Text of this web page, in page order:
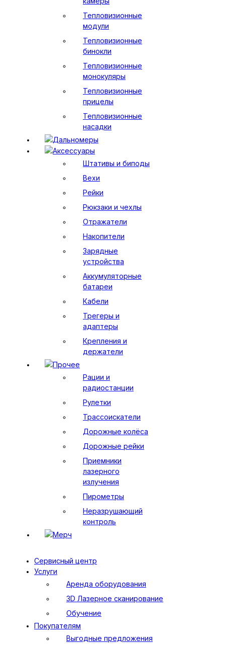
Тепловизионные
модули
Тепловизионные
бинокли
Тепловизионные
монокуляры
Тепловизионные
прицелы
Тепловизионные
насадки
Дальномеры
Аксессуары
Штативы и биподы
Вехи
Рейки
Рюкзаки и чехлы
Отражатели
Накопители
Зарядные
устройства
Аккумуляторные
батареи
Кабели
Трегеры и
адаптеры
Крепления и
держатели
Прочее
Рации и
радиостанции
Рулетки
Трассоискатели
Дорожные колёса
Дорожные рейки
Приемники
лазерного
излучения
Пирометры
Неразрушающий
контроль
Мерч
Сервисный центр
Услуги
Аренда оборудования
3D Лазерное сканирование
Обучение
Покупателям
Выгодные предложения